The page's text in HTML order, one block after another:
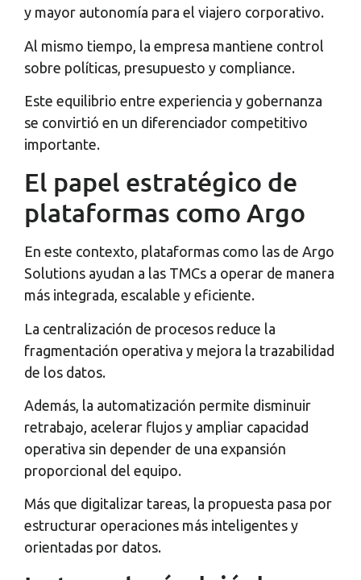
y mayor autonomía para el viajero corporativo.
Al mismo tiempo, la empresa mantiene control
sobre políticas, presupuesto y compliance.
Este equilibrio entre experiencia y gobernanza
se convirtió en un diferenciador competitivo
importante.
El papel estratégico de
plataformas como Argo
En este contexto, plataformas como las de Argo
Solutions ayudan a las TMCs a operar de manera
más integrada, escalable y eficiente.
La centralización de procesos reduce la
fragmentación operativa y mejora la trazabilidad
de los datos.
Además, la automatización permite disminuir
retrabajo, acelerar flujos y ampliar capacidad
operativa sin depender de una expansión
proporcional del equipo.
Más que digitalizar tareas, la propuesta pasa por
estructurar operaciones más inteligentes y
orientadas por datos.